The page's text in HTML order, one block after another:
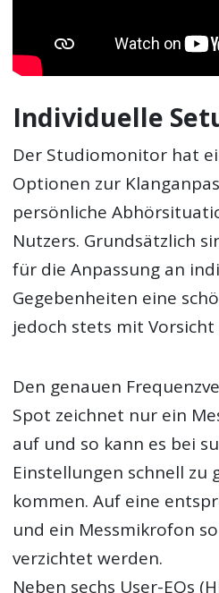
Individuelle
Der Studiomonitor hat
Optionen zur
persönliche
Nutzers. Grundsätzlich
für die Anpassung an
Gegebenheiten eine
jedoch stets mit Vorsicht
Den genauen
Spot zeichnet nur ein
auf und so kann es bei
Einstellungen schnell zu
kommen. Auf eine
und ein Messmikrofon
verzichtet werden.
Neben sechs User-EQs